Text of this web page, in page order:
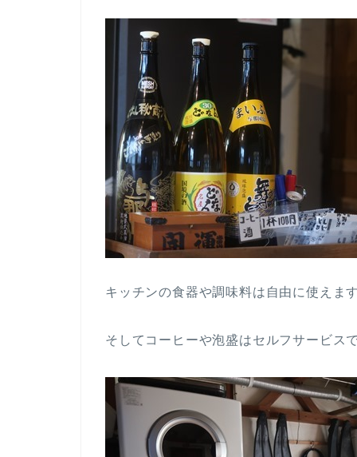
キッチンの食器や調味料は自由に使えま
そしてコーヒーや泡盛はセルフサービス